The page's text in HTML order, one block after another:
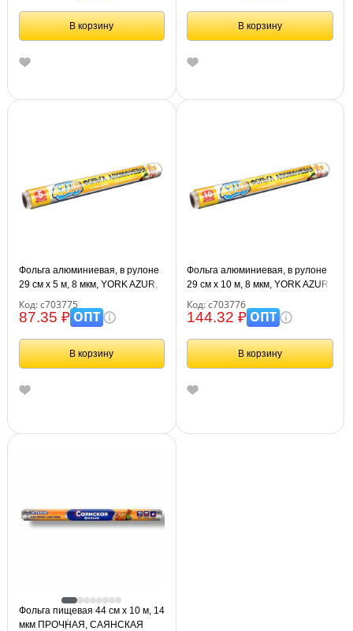
В корзину В корзину
Фольга алюминиевая, в рулоне
29 см х 5 м, 8 мкм, YORK AZUR,
Код: с703775
87.35 ₽ОПТ
В корзину
Фольга алюминиевая, в рулоне
29 см х 10 м, 8 мкм, YORK AZUR,
Код: с703776
144.32 ₽ОПТ
В корзину
Фольга пищевая 44 см х 10 м, 14
мкм ПРОЧНАЯ, САЯНСКАЯ